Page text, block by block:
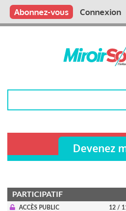
Aller
contenu
Main
Qui sommes nous ?
Vous publiez
Nous publions
Contactez-nous
Abonnez-vous Connexion
Devenez
PARTICIPATIF
ACCÈS PUBLIC 12 /